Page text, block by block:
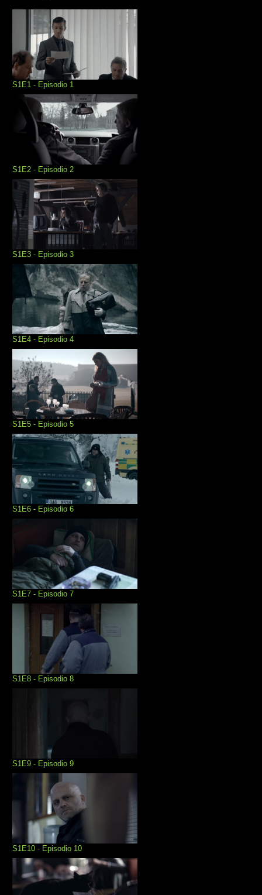
S1E1 - Episodio 1
S1E2 - Episodio 2
S1E3 - Episodio 3
S1E4 - Episodio 4
S1E5 - Episodio 5
S1E6 - Episodio 6
S1E7 - Episodio 7
S1E8 - Episodio 8
S1E9 - Episodio 9
S1E10 - Episodio 10